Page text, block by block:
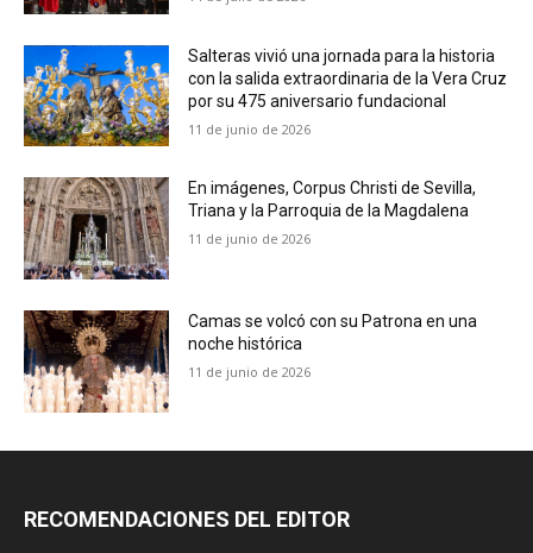
Salteras vivió una jornada para la historia
con la salida extraordinaria de la Vera Cruz
por su 475 aniversario fundacional
11 de junio de 2026
En imágenes, Corpus Christi de Sevilla,
Triana y la Parroquia de la Magdalena
11 de junio de 2026
Camas se volcó con su Patrona en una
noche histórica
11 de junio de 2026
RECOMENDACIONES DEL EDITOR